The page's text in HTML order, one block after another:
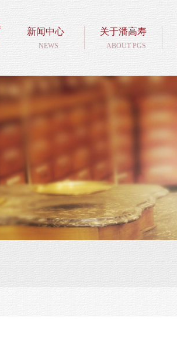
新闻中心
NEWS
关于潘高寿
ABOUT PGS